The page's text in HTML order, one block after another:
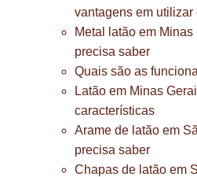
vantagens em utilizar
Metal latão em
precisa saber
Quais são as
Latão em Minas
características
Arame de latão em
precisa saber
Chapas de latão em